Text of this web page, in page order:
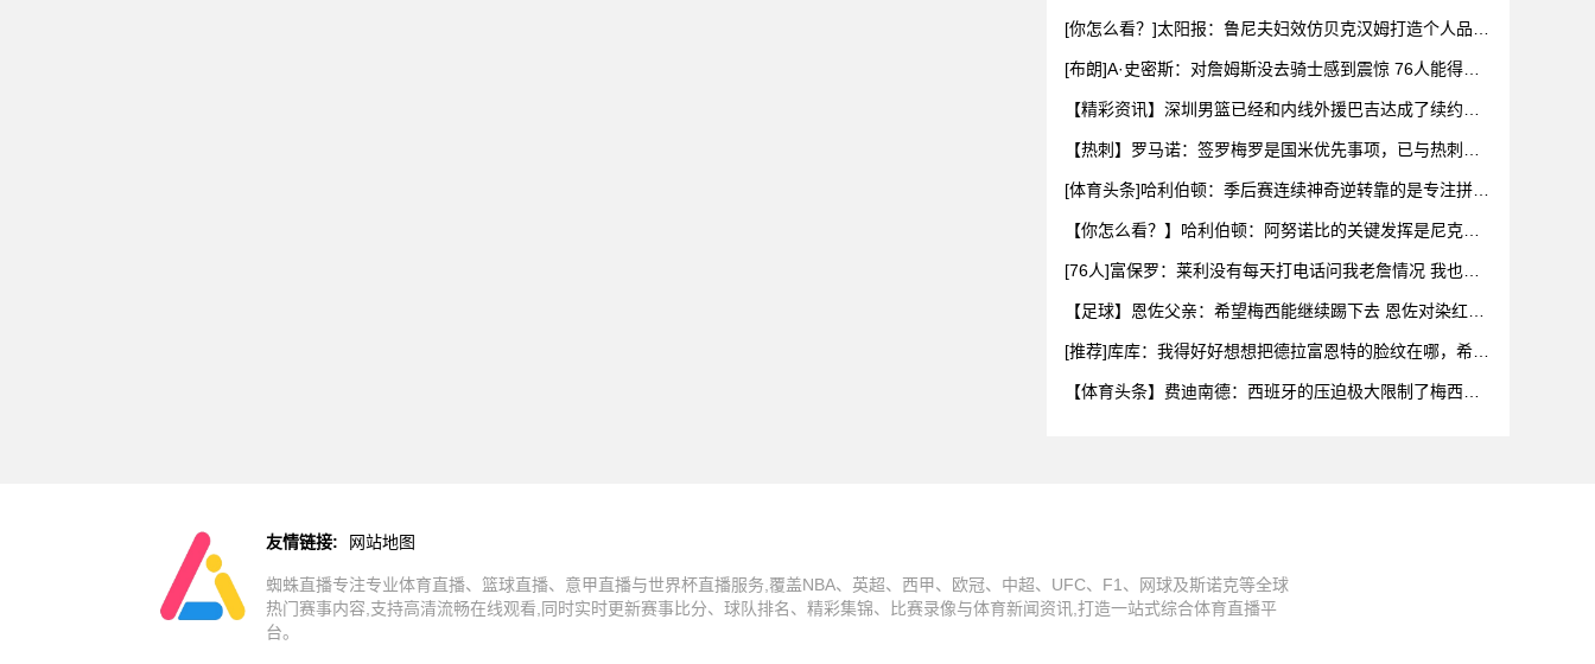
[你怎么看？]太阳报：鲁尼夫妇效仿贝克汉姆打造个人品
[布朗]A·史密斯：对詹姆斯没去骑士感到震惊 76人能得到
【精彩资讯】深圳男篮已经和内线外援巴吉达成了续约一
【热刺】罗马诺：签罗梅罗是国米优先事项，已与热刺以
[体育头条]哈利伯顿：季后赛连续神奇逆转靠的是专注拼下
【你怎么看？】哈利伯顿：阿努诺比的关键发挥是尼克斯
[76人]富保罗：莱利没有每天打电话问我老詹情况 我也告
【足球】恩佐父亲：希望梅西能继续踢下去 恩佐对染红离
[推荐]库库：我得好好想想把德拉富恩特的脸纹在哪，希望
【体育头条】费迪南德：西班牙的压迫极大限制了梅西触
友情链接: 网站地图
蜘蛛直播专注专业体育直播、篮球直播、意甲直播与世界杯直播服务,覆盖NBA、英超、西甲、欧冠、中超、UFC、F1、网球及斯诺克等全球
热门赛事内容,支持高清流畅在线观看,同时实时更新赛事比分、球队排名、精彩集锦、比赛录像与体育新闻资讯,打造一站式综合体育直播平
台。